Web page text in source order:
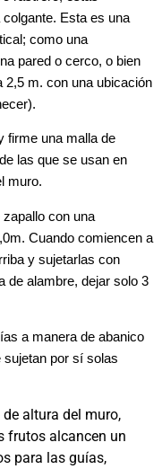
Esta es una
como una
pared o cerco, o bien
2,5 m. con una ubicación
firme una malla de
las que se usan en
muro.
con una
Cuando comiencen a
y sujetarlas con
de alambre, dejar solo 3
a manera de abanico
sujetan por sí solas
altura del muro,
frutos alcancen un
para las guías,